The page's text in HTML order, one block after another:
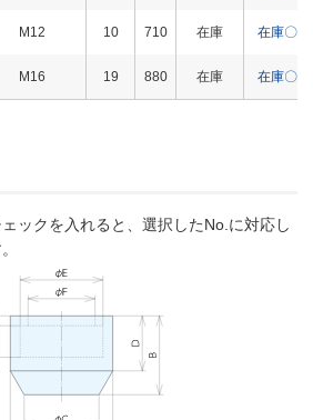
M12 10 710 在庫 在庫〇
M16 19 880 在庫 在庫〇
ックを入れると、選択したNo.に対応し